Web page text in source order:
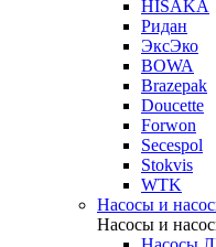
HISAKA
Ридан
ЭксЭко
BOWA
Brazepak
Doucette
Forwon
Secespol
Stokvis
WTK
Насосы и
Насосы и